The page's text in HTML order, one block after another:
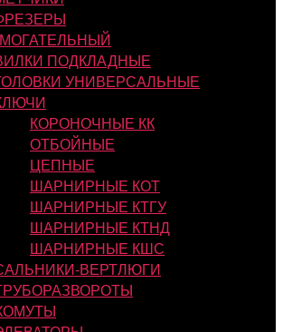
ПОДКЛАДНЫЕ
УНИВЕРСАЛЬНЫЕ
КОРОНОЧНЫЕ КК
ОТБОЙНЫЕ
ЦЕПНЫЕ
ШАРНИРНЫЕ КОТ
ШАРНИРНЫЕ КТГУ
ШАРНИРНЫЕ КТНД
ШАРНИРНЫЕ КШС
ВЕРТЛЮГИ